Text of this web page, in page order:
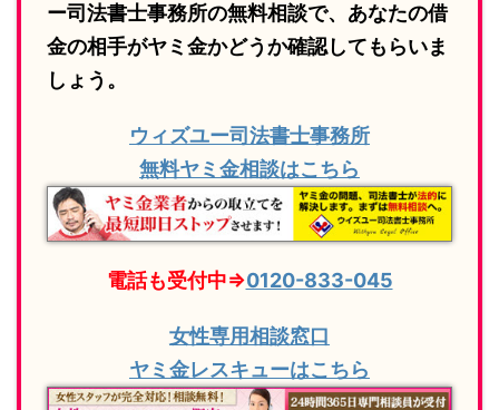
ー司法書士事務所の無料相談で、あなたの借
金の相手がヤミ金かどうか確認してもらいま
しょう。
ウィズユー司法書士事務所
無料ヤミ金相談はこちら
電話も受付中⇒0120-833-045
女性専用相談窓口
ヤミ金レスキューはこちら